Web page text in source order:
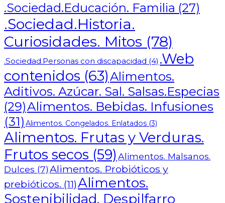
.Sociedad.Educación. Familia (27)
.Sociedad.Historia.
Curiosidades. Mitos (78)
.Sociedad.Personas con discapacidad (4) .Web
contenidos (63)Alimentos.
Aditivos. Azúcar. Sal. Salsas.Especias
(29)Alimentos. Bebidas. Infusiones
(31) Alimentos. Congelados. Enlatados (3)
Alimentos. Frutas y Verduras.
Frutos secos (59) Alimentos. Malsanos.
Dulces (7)Alimentos. Probióticos y
prebióticos. (11)Alimentos.
Sostenibilidad. Despilfarro